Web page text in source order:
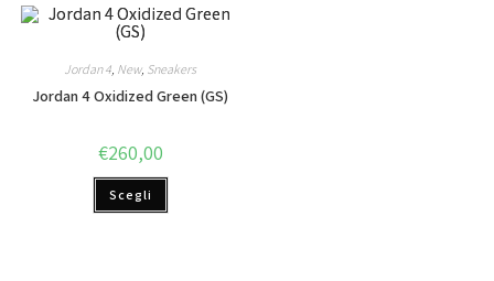
Jordan 4, New, Sneakers
Jordan 4 Oxidized Green (GS)
€260,00
Scegli